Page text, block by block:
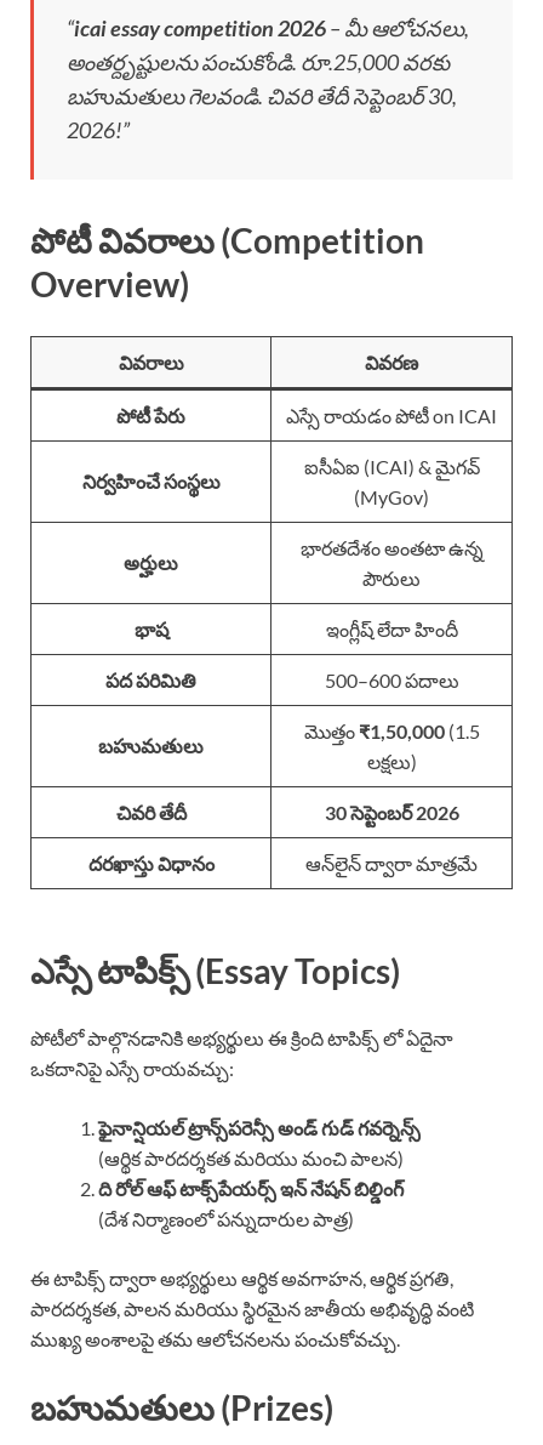
“icai essay competition 2026– మీ ఆలోచనలు,
అంతర్దృష్టులను పంచుకోండి. రూ.25,000 వరకు
బహుమతులు గెలవండి. చివరి తేదీ సెప్టెంబర్ 30,
2026!”
పోటీ వివరాలు (Competition
Overview)
వివరాలు వివరణ
పోటీ పేరు ఎస్సే రాయడం పోటీ on ICAI
నిర్వహించే సంస్థలు
ఐసీఏఐ (ICAI) & మైగవ్
(MyGov)
అర్హులు
భారతదేశం అంతటా ఉన్న
పౌరులు
భాష ఇంగ్లీష్ లేదా హిందీ
పద పరిమితి 500–600 పదాలు
బహుమతులు
మొత్తం ₹1,50,000(1.5
లక్షలు)
చివరి తేదీ 30 సెప్టెంబర్ 2026
దరఖాస్తు విధానం ఆన్‌లైన్ ద్వారా మాత్రమే
ఎస్సే టాపిక్స్ (Essay Topics)
పోటీలో పాల్గొనడానికి అభ్యర్థులు ఈ క్రింది టాపిక్స్ లో ఏదైనా
ఒకదానిపై ఎస్సే రాయవచ్చు:
ఫైనాన్షియల్ ట్రాన్స్‌పరెన్సీ అండ్ గుడ్ గవర్నెన్స్
(ఆర్థిక పారదర్శకత మరియు మంచి పాలన)
ది రోల్ ఆఫ్ టాక్స్‌పేయర్స్ ఇన్ నేషన్ బిల్డింగ్
(దేశ నిర్మాణంలో పన్నుదారుల పాత్ర)
ఈ టాపిక్స్ ద్వారా అభ్యర్థులు ఆర్థిక అవగాహన, ఆర్థిక ప్రగతి,
పారదర్శకత, పాలన మరియు స్థిరమైన జాతీయ అభివృద్ధి వంటి
ముఖ్య అంశాలపై తమ ఆలోచనలను పంచుకోవచ్చు.
బహుమతులు (Prizes)